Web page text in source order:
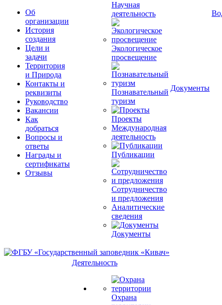
Об
организации
История
создания
Цели и
задачи
Территория
и Природа
Контакты и
реквизиты
Руководство
Вакансии
Как
добраться
Вопросы и
ответы
Награды и
сертификаты
Отзывы
Научная
деятельность
Экологическое
просвещение
Познавательный
туризм
Проекты
Международная
деятельность
Публикации
Сотрудничество
и предложения
Аналитические
сведения
Документы
Документы
Деятельность
Охрана